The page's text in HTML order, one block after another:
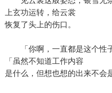
上玄功运转，给云裳
恢复了头上的伤口。
「你啊，一直都是这个性子
「虽然不知道工作内容
是什么，但想也想的出来不会